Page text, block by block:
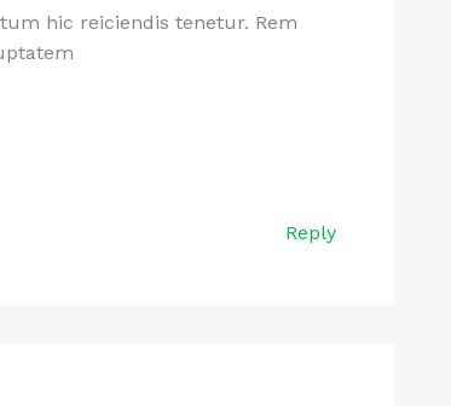
hic reiciendis tenetur. Rem
Reply